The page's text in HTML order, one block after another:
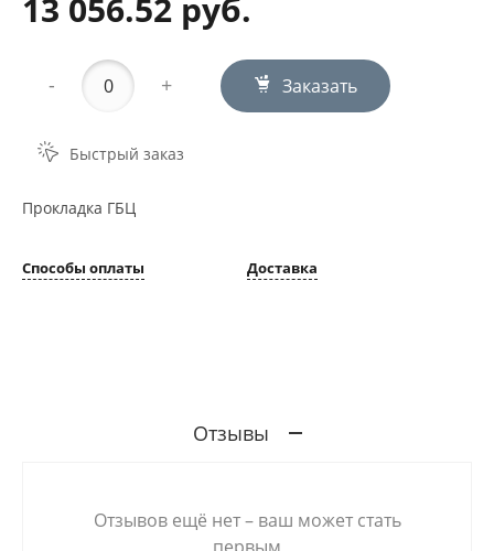
13 056.52 руб.
- + Заказать
Быстрый заказ
Прокладка ГБЦ
Способы оплаты Доставка
Отзывы
Отзывов ещё нет – ваш может стать